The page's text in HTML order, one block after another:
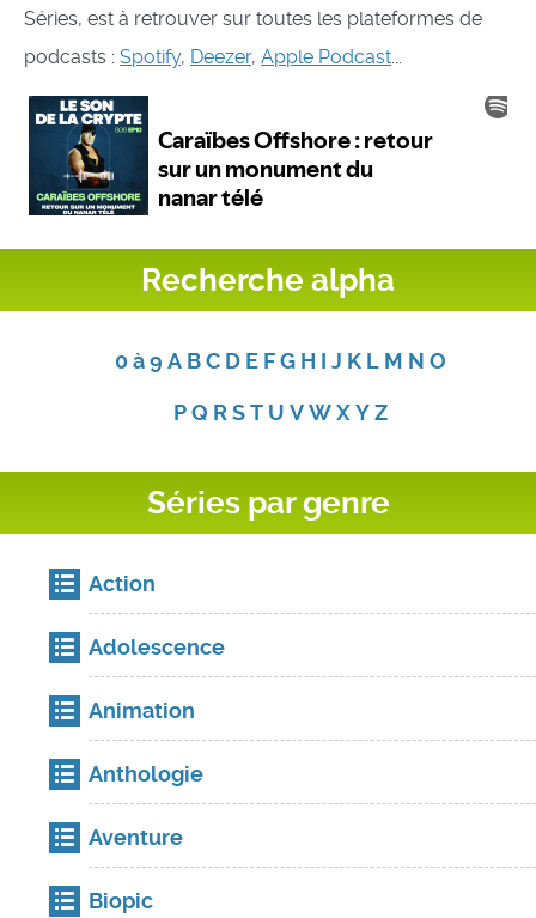
Séries, est à retrouver sur toutes les plateformes de
podcasts : Spotify, Deezer, Apple Podcast...
Recherche alpha
0 à 9 A B C D E F G H I J K L M N O
P Q R S T U V W X Y Z
Séries par genre
Action
Adolescence
Animation
Anthologie
Aventure
Biopic